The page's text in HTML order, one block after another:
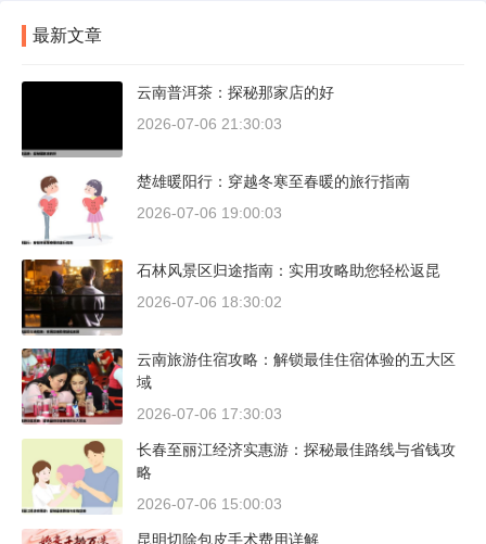
最新文章
云南普洱茶：探秘那家店的好
2026-07-06 21:30:03
楚雄暖阳行：穿越冬寒至春暖的旅行指南
2026-07-06 19:00:03
石林风景区归途指南：实用攻略助您轻松返昆
2026-07-06 18:30:02
云南旅游住宿攻略：解锁最佳住宿体验的五大区
域
2026-07-06 17:30:03
长春至丽江经济实惠游：探秘最佳路线与省钱攻
略
2026-07-06 15:00:03
昆明切除包皮手术费用详解